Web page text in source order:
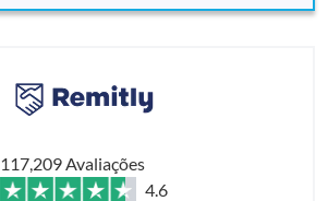
117,209 Avaliações
4.6